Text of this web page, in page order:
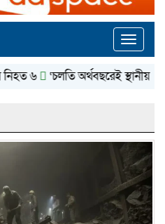
Toggle
‘চলতি অর্থবছরেই স্থানীয় সরকারের ৫টি